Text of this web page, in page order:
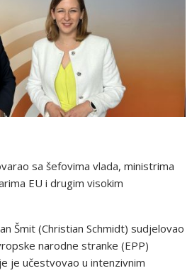
sa šefovima vlada, ministrima
EU i drugim visokim
Šmit (Christian Schmidt) sudjelovao
narodne stranke (EPP)
je učestvovao u intenzivnim